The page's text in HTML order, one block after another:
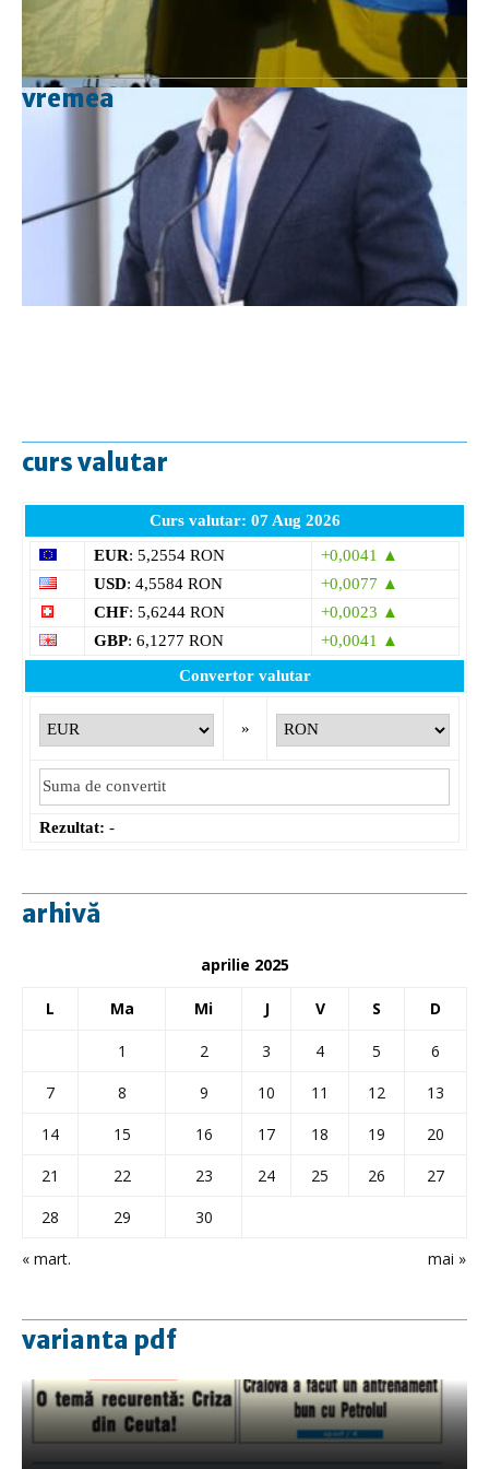
vremea
curs valutar
Curs valutar: 07 Aug 2026
EUR: 5,2554 RON
+0,0041 ▲
USD: 4,5584 RON
+0,0077 ▲
CHF: 5,6244 RON
+0,0023 ▲
GBP: 6,1277 RON
+0,0041 ▲
Convertor valutar
»
Rezultat: -
arhivă
aprilie 2025
L Ma Mi J V S D
« mart. mai »
1 2 3 4 5
6
7
8 9 10 11 12
13
14
15 16 17 18 19
20
21
22 23 24 25 26
27
28
29 30
varianta pdf